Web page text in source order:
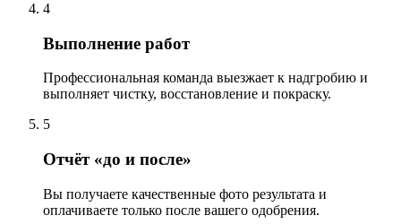
4
Выполнение работ
Профессиональная команда выезжает к надгробию и
выполняет чистку, восстановление и покраску.
5
Отчёт «до и после»
Вы получаете качественные фото результата и
оплачиваете только после вашего одобрения.